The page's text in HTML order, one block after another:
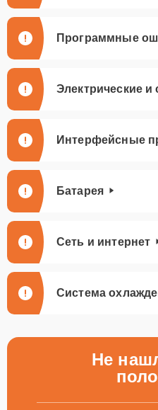
Программные
Электрические
Интерфейсные
Батарея
Сеть и интернет
Система
Не